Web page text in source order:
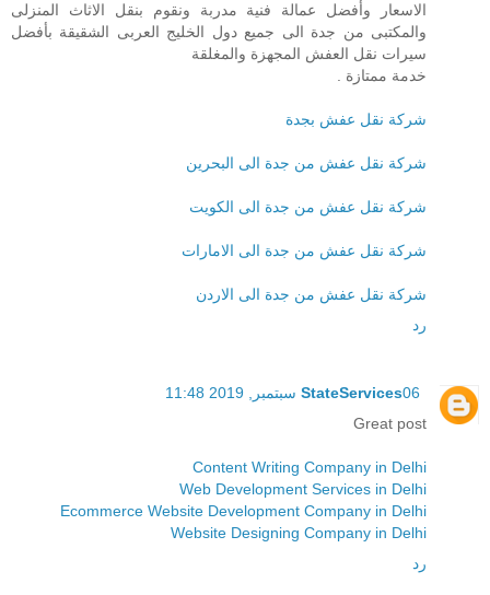
الاسعار وأفضل عمالة فنية مدربة ونقوم بنقل الاثاث المنزلى
والمكتبى من جدة الى جميع دول الخليج العربى الشقيقة بأفضل
سيرات نقل العفش المجهزة والمغلقة
خدمة ممتازة .
شركة نقل عفش بجدة
شركة نقل عفش من جدة الى البحرين
شركة نقل عفش من جدة الى الكويت
شركة نقل عفش من جدة الى الامارات
شركة نقل عفش من جدة الى الاردن
رد
StateServices06 سبتمبر, 2019 11:48
Great post
Content Writing Company in Delhi
Web Development Services in Delhi
Ecommerce Website Development Company in Delhi
Website Designing Company in Delhi
رد